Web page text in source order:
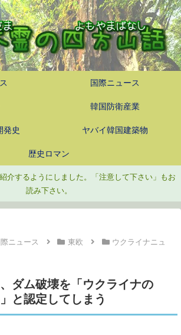
国際ニュース
韓国防衛産業
発史 ヤバイ韓国建築物
歴史ロマン
介するようにしました。「注意して下さい」もお
読み下さい。
際ニュース 東欧
ウクライナニュ
ダム破壊を「ウクライナの
と認定してしまう